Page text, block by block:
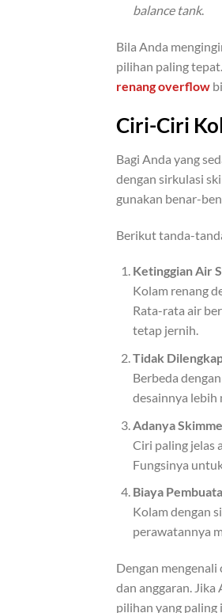
balance tank.
Bila Anda
pilihan paling
renang overflow
Ciri-Ciri
Bagi Anda yang
dengan sirkulasi
gunakan benar-
Berikut tanda-
Ketinggian Air
Kolam renang
Rata-rata air
tetap jernih.
Tidak
Berbeda
desainnya lebih
Adanya
Ciri paling jelas
Fungsinya
Biaya
Kolam dengan
perawatannya
Dengan
dan anggaran.
pilihan yang paling